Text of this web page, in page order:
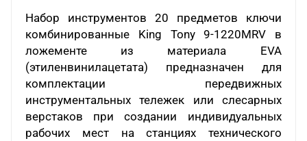
Набор инструментов 20 предметов ключи
комбинированные King Tony 9-1220MRV в
ложементе из материала EVA
(этиленвинилацетата) предназначен для
комплектации передвижных
инструментальных тележек или слесарных
верстаков при создании индивидуальных
рабочих мест на станциях технического